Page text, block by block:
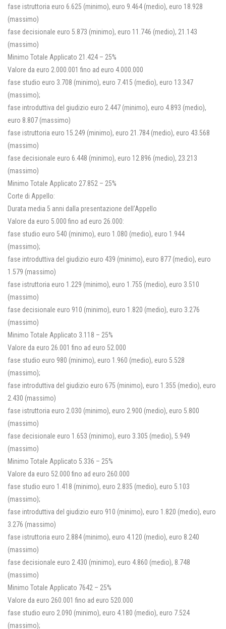
fase istruttoria euro 6.625 (minimo), euro 9.464 (medio), euro 18.928
(massimo)
fase decisionale euro 5.873 (minimo), euro 11.746 (medio), 21.143
(massimo)
Minimo Totale Applicato 21.424 – 25%
Valore da euro 2.000.001 fino ad euro 4.000.000
fase studio euro 3.708 (minimo), euro 7.415 (medio), euro 13.347
(massimo);
fase introduttiva del giudizio euro 2.447 (minimo), euro 4.893 (medio),
euro 8.807 (massimo)
fase istruttoria euro 15.249 (minimo), euro 21.784 (medio), euro 43.568
(massimo)
fase decisionale euro 6.448 (minimo), euro 12.896 (medio), 23.213
(massimo)
Minimo Totale Applicato 27.852 – 25%
Corte di Appello:
Durata media 5 anni dalla presentazione dell’Appello
Valore da euro 5.000 fino ad euro 26.000:
fase studio euro 540 (minimo), euro 1.080 (medio), euro 1.944
(massimo);
fase introduttiva del giudizio euro 439 (minimo), euro 877 (medio), euro
1.579 (massimo)
fase istruttoria euro 1.229 (minimo), euro 1.755 (medio), euro 3.510
(massimo)
fase decisionale euro 910 (minimo), euro 1.820 (medio), euro 3.276
(massimo)
Minimo Totale Applicato 3.118 – 25%
Valore da euro 26.001 fino ad euro 52.000
fase studio euro 980 (minimo), euro 1.960 (medio), euro 5.528
(massimo);
fase introduttiva del giudizio euro 675 (minimo), euro 1.355 (medio), euro
2.430 (massimo)
fase istruttoria euro 2.030 (minimo), euro 2.900 (medio), euro 5.800
(massimo)
fase decisionale euro 1.653 (minimo), euro 3.305 (medio), 5.949
(massimo)
Minimo Totale Applicato 5.336 – 25%
Valore da euro 52.000 fino ad euro 260.000
fase studio euro 1.418 (minimo), euro 2.835 (medio), euro 5.103
(massimo);
fase introduttiva del giudizio euro 910 (minimo), euro 1.820 (medio), euro
3.276 (massimo)
fase istruttoria euro 2.884 (minimo), euro 4.120 (medio), euro 8.240
(massimo)
fase decisionale euro 2.430 (minimo), euro 4.860 (medio), 8.748
(massimo)
Minimo Totale Applicato 7642 – 25%
Valore da euro 260.001 fino ad euro 520.000
fase studio euro 2.090 (minimo), euro 4.180 (medio), euro 7.524
(massimo);